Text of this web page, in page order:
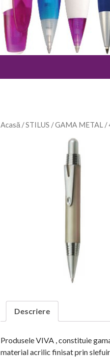
Acasă /STILUS /GAMA METAL /
Descriere
Produsele VIVA , constituie
material acrilic finisat prin